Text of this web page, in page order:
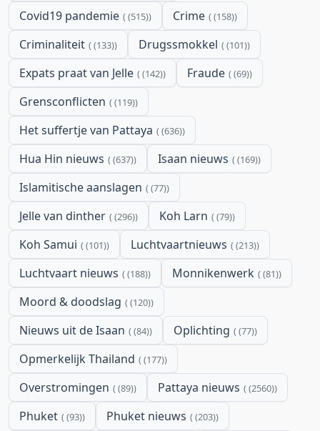
Covid19 pandemie (515) Crime (158)
Criminaliteit (133) Drugssmokkel (101)
Expats praat van Jelle (142) Fraude (69)
Grensconflicten (119)
Het suffertje van Pattaya (636)
Hua Hin nieuws (637) Isaan nieuws (169)
Islamitische aanslagen (77)
Jelle van dinther (296) Koh Larn (79)
Koh Samui (101) Luchtvaartnieuws (213)
Luchtvaart nieuws (188) Monnikenwerk (81)
Moord & doodslag (120)
Nieuws uit de Isaan (84) Oplichting (77)
Opmerkelijk Thailand (177)
Overstromingen (89) Pattaya nieuws (2560)
Phuket (93) Phuket nieuws (203)